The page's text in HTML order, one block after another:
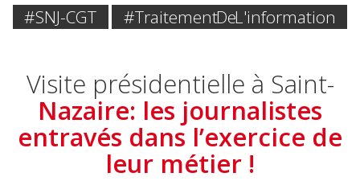
#SNJ-CGT
#traitement De L'information
Visite présidentielle à Saint-
Nazaire: les journalistes
entravés dans l’exercice de
leur métier !